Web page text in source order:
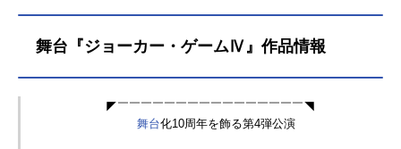
舞台『ジョーカー・ゲームⅣ』作品情報
◤￣￣￣￣￣￣￣￣￣￣￣￣￣￣￣￣◥
舞台化10周年を飾る第4弾公演